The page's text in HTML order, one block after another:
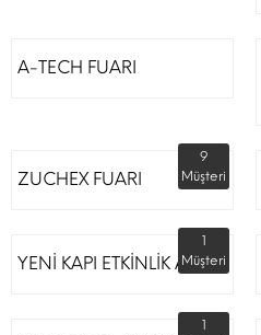
A-TECH FUARI
ZUCHEX FUARI
9
Müşteri
YENİ KAPI ETKİNLİK ALANI
1
Müşteri
1